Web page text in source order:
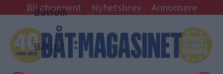
Bli abonnent Nyhetsbrev Annonsere
Båtfolk
Båttur